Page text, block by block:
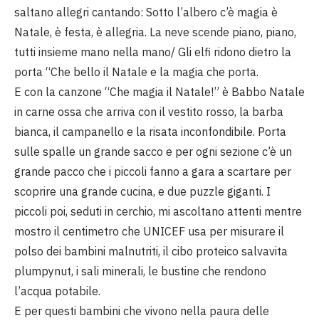
saltano allegri cantando: Sotto l’albero c’è magia è
Natale, è festa, è allegria. La neve scende piano, piano,
tutti insieme mano nella mano/ Gli elfi ridono dietro la
porta “Che bello il Natale e la magia che porta.
E con la canzone “Che magia il Natale!” è Babbo Natale
in carne ossa che arriva con il vestito rosso, la barba
bianca, il campanello e la risata inconfondibile. Porta
sulle spalle un grande sacco e per ogni sezione c’è un
grande pacco che i piccoli fanno a gara a scartare per
scoprire una grande cucina, e due puzzle giganti. I
piccoli poi, seduti in cerchio, mi ascoltano attenti mentre
mostro il centimetro che UNICEF usa per misurare il
polso dei bambini malnutriti, il cibo proteico salvavita
plumpynut, i sali minerali, le bustine che rendono
l’acqua potabile.
E per questi bambini che vivono nella paura delle